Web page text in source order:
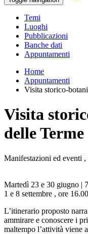
Temi
Luoghi
Pubblicazioni
Banche dati
Appuntamenti
Home
Appuntamenti
Visita storico-
Visita
delle Terme
Manifestazioni ed eventi ,
Martedì 23 e 30 giugno |
1 e 8 settembre , ore 16.00
L’itinerario proposto
ammirare e conoscere i
maltempo l’attività viene